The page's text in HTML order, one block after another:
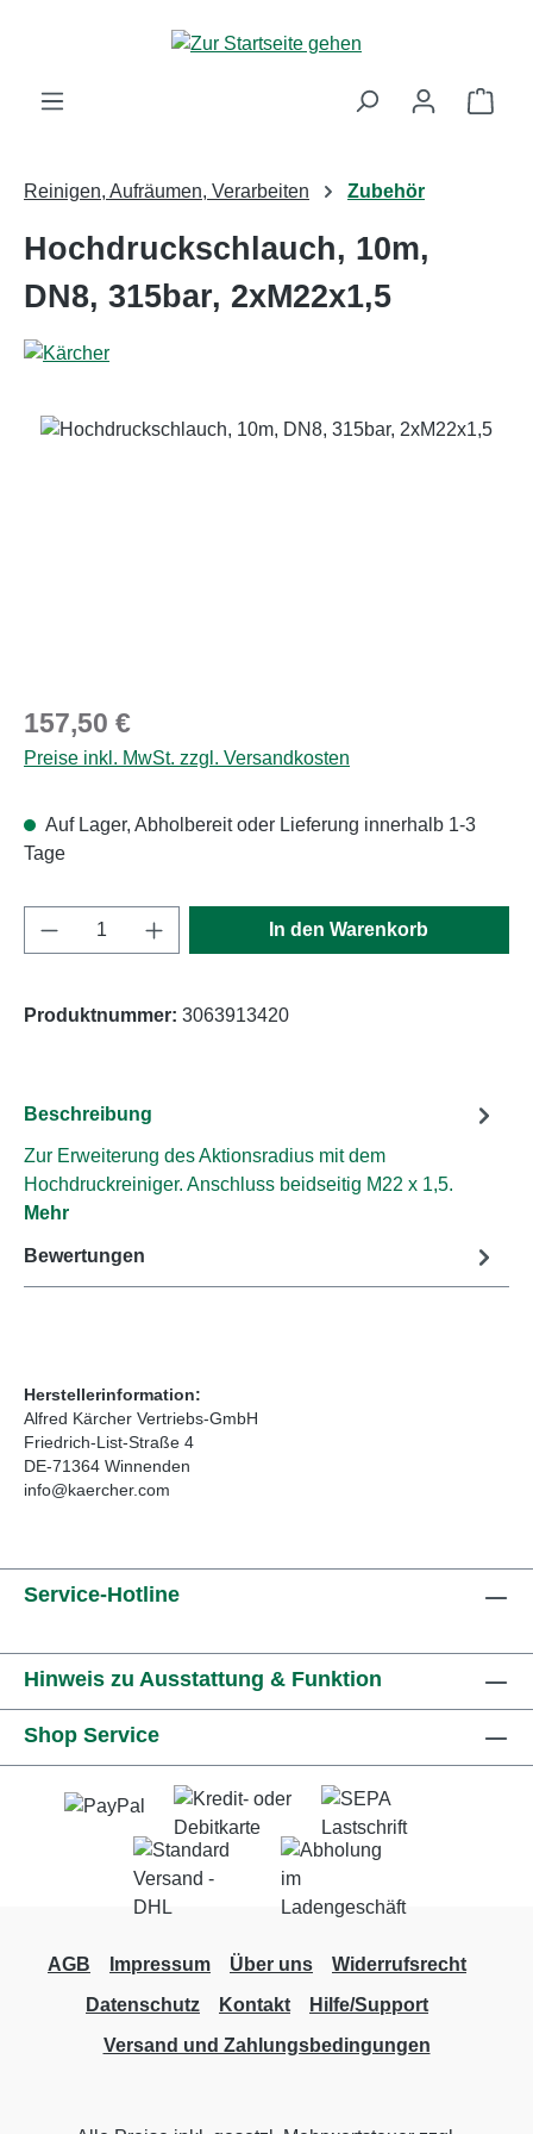
Zum Hauptinhalt springen
Reinigen, Aufräumen, Verarbeiten Zubehör
Hochdruckschlauch, 10m,
DN8, 315bar, 2xM22x1,5
Regulärer Preis:
157,50 €
Preise inkl. MwSt. zzgl. Versandkosten
Auf Lager, Abholbereit oder Lieferung innerhalb 1-3
Tage
Produkt Anzahl: Gib den gewünschten
In den Warenkorb
Produktnummer: 3063913420
Beschreibung
Zur Erweiterung des Aktionsradius mit dem
Hochdruckreiniger. Anschluss beidseitig M22 x 1,5.
Mehr
Bewertungen
Herstellerinformation:
Alfred Kärcher Vertriebs-GmbH
Friedrich-List-Straße 4
DE-71364 Winnenden
info@kaercher.com
Service-Hotline
Hinweis zu Ausstattung & Funktion
Shop Service
AGB Impressum Über uns
Widerrufsrecht
Datenschutz
Kontakt
Hilfe/Support
Versand und Zahlungsbedingungen